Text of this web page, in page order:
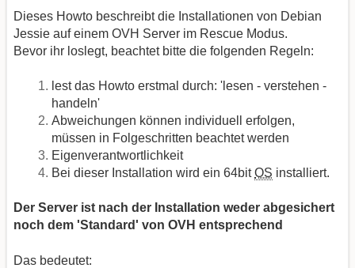
Dieses Howto beschreibt die Installationen von Debian
Jessie auf einem OVH Server im Rescue Modus.
Bevor ihr loslegt, beachtet bitte die folgenden Regeln:
lest das Howto erstmal durch: 'lesen - verstehen -
handeln'
Abweichungen können individuell erfolgen,
müssen in Folgeschritten beachtet werden
Eigenverantwortlichkeit
Bei dieser Installation wird ein 64bitOS installiert.
Der Server ist nach der Installation weder abgesichert
noch dem 'Standard' von OVH entsprechend
Das bedeutet: